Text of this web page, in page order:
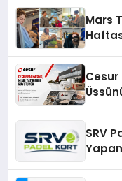
Mars
Cesur
SRV